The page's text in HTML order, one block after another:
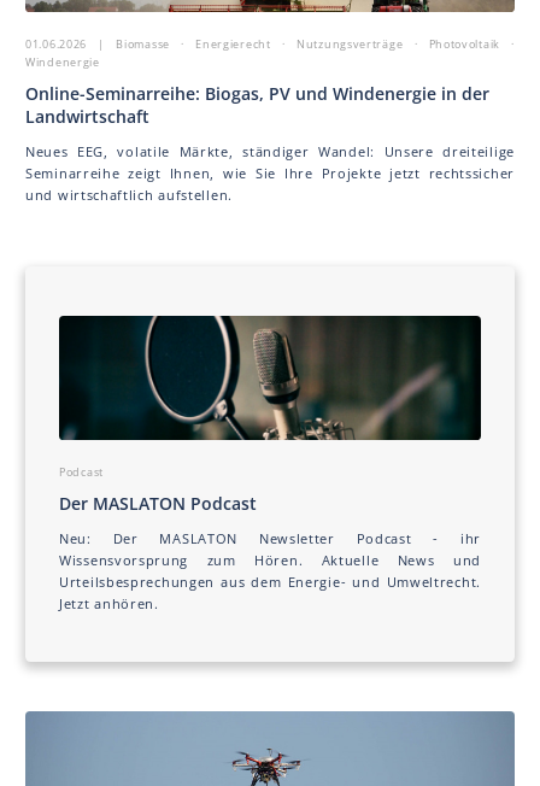
01.06.2026 | Biomasse · Energierecht · Nutzungsverträge · Photovoltaik ·
Windenergie
Online-Seminarreihe: Biogas, PV und Windenergie in der
Landwirtschaft
Neues EEG, volatile Märkte, ständiger Wandel: Unsere dreiteilige
Seminarreihe zeigt Ihnen, wie Sie Ihre Projekte jetzt rechtssicher
und wirtschaftlich aufstellen.
Podcast
Der MAS LA TON Podcast
Neu: Der MAS LA TON Newsletter Podcast - ihr
Wissensvorsprung zum Hören. Aktuelle News und
Urteilsbesprechungen aus dem Energie- und Umweltrecht.
Jetzt anhören.